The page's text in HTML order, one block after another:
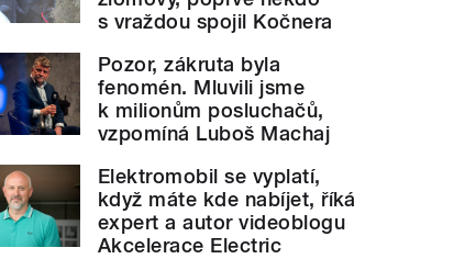
s vraždou spojil Kočnera
Pozor, zákruta byla
fenomén. Mluvili jsme
k milionům posluchačů,
vzpomíná Luboš Machaj
Elektromobil se vyplatí,
když máte kde nabíjet, říká
expert a autor videoblogu
Akcelerace Electric